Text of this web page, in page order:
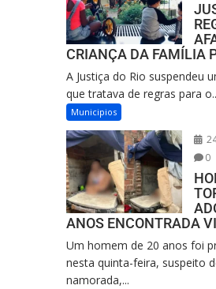
CRIANÇA DA FAMÍLIA
A Justiça do Rio suspendeu
que tratava de regras para
Municipios
0
ANOS ENCONTRADA
Um homem de 20 anos foi
nesta quinta-feira, suspeito
namorada,...